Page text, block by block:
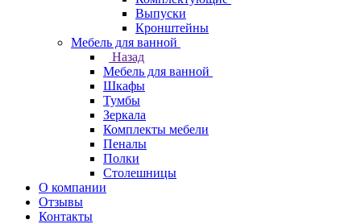
Выпуски
Кронштейны
Мебель для ванной
Назад
Мебель для ванной
Шкафы
Тумбы
Зеркала
Комплекты мебели
Пеналы
Полки
Столешницы
О компании
Отзывы
Контакты